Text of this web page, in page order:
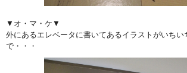
▼オ・マ・ケ▼
外にあるエレベータに書いてあるイラストがいちい
で・・・